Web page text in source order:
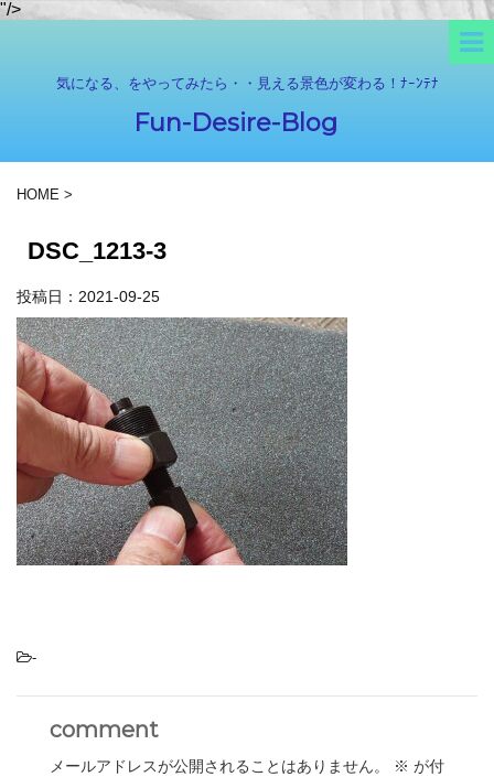
"/>
気になる、をやってみたら・・見える景色が変わる！ﾅｰﾝﾃﾅ
Fun-Desire-Blog
HOME >
DSC_1213-3
投稿日： 2021-09-25
-
comment
メールアドレスが公開されることはありません。 ※ が付